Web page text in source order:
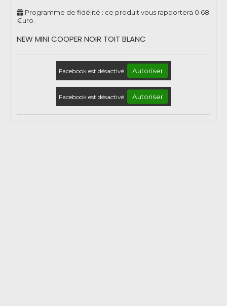
Programme de fidélité : ce produit vous rapportera 0.68
€uro.
NEW MINI COOPER NOIR TOIT BLANC
Facebook est désactivé. Autoriser
Facebook est désactivé. Autoriser